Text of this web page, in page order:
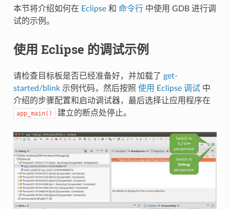
本节将介绍如何在 Eclipse和 命令行中使用 GDB 进行调
试的示例。
使用 Eclipse 的调试示例
请检查目标板是否已经准备好，并加载了 get-
started/blink示例代码，然后按照 使用 Eclipse 调试中
介绍的步骤配置和启动调试器，最后选择让应用程序在
app_main() 建立的断点处停止。